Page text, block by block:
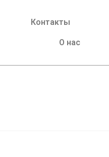
Контакты
О нас